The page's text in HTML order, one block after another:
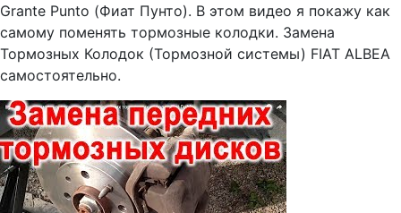
Grante Punto (Фиат Пунто). В этом видео я покажу как
самому поменять тормозные колодки. Замена
Тормозных Колодок (Тормозной системы) FIAT ALBEA
самостоятельно.